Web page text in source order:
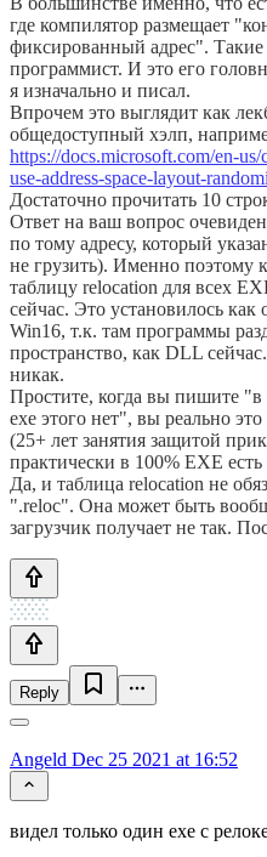
где компилятор размещает
фиксированный адрес". Такие
программист. И это его
я изначально и писал.
Впрочем это выглядит как
общедоступный хэлп,
https://docs.microsoft.com/en-
use-address-space-layout-
Достаточно прочитать 10
Ответ на ваш вопрос
по тому адресу, который
не грузить). Именно поэтому
таблицу relocation для всех
сейчас. Это установилось как
Win16, т.к. там программы
пространство, как DLL
никак.
Простите, когда вы пишите
exe этого нет", вы реально
(25+ лет занятия защитой
практически в 100% EXE
Да, и таблица relocation не
".reloc". Она может быть
загрузчик получает не так.
Reply
Angeld Dec 25 2021 at 16:52
видел только один exe с